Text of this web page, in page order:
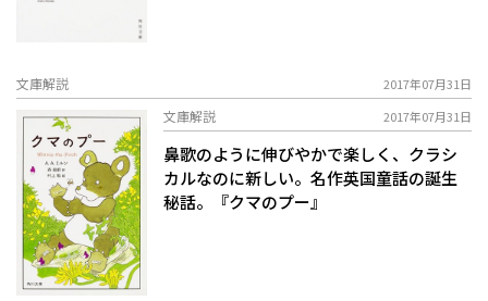
文庫解説 2017年07月31日
文庫解説 2017年07月31日
鼻歌のように伸びやかで楽しく、クラシ
カルなのに新しい。名作英国童話の誕生
秘話。『クマのプー』